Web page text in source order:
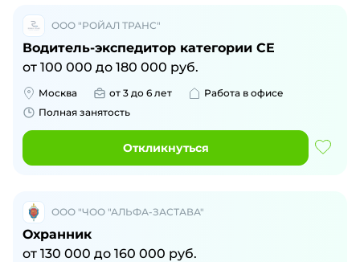
ООО "РОЙАЛ ТРАНС"
Водитель-экспедитор категории CE
от 100 000 до 180 000 руб.
Москва от 3 до 6 лет
Работа в офисе
Полная занятость
Откликнуться
ООО "ЧОО "АЛЬФА-ЗАСТАВА"
Охранник
от 130 000 до 160 000 руб.